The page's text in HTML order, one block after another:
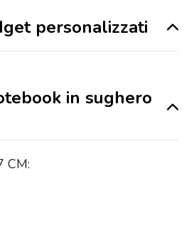
personalizzati
in sughero
CM: